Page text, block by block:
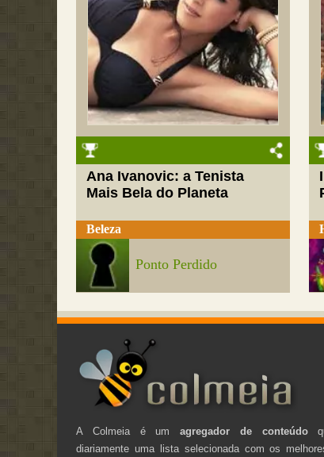
Ana Ivanovic: a Tenista
Mais Bela do Planeta
Beleza
Ponto Perdido
A Colmeia é umagregador de conteúdo
diariamente uma lista selecionada com os